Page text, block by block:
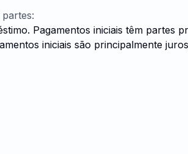
Pagamentos iniciais têm partes
iniciais são principalmente